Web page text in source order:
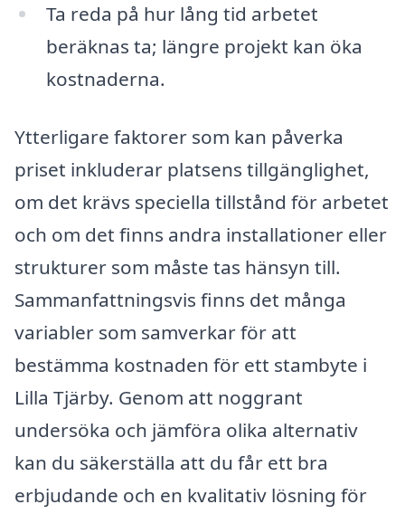
Ta reda på hur lång tid arbetet
beräknas ta; längre projekt kan öka
kostnaderna.
Ytterligare faktorer som kan påverka
priset inkluderar platsens tillgänglighet,
om det krävs speciella tillstånd för arbetet
och om det finns andra installationer eller
strukturer som måste tas hänsyn till.
Sammanfattningsvis finns det många
variabler som samverkar för att
bestämma kostnaden för ett stambyte i
Lilla Tjärby. Genom att noggrant
undersöka och jämföra olika alternativ
kan du säkerställa att du får ett bra
erbjudande och en kvalitativ lösning för